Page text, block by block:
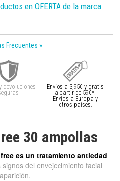
en OFERTA de la marca
Frecuentes »
devoluciones
Envíos a 3,95€ y gratis
a partir de 59€*.
Envíos a Europa y
otros paises.
30 ampollas
es un tratamiento antiedad
del envejecimiento facial